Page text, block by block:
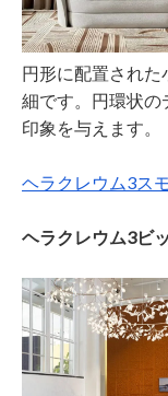
円形に配置され
細です。円環状の
印象を与えます。
ヘラクレウム3ス
ヘラクレウム3ビ